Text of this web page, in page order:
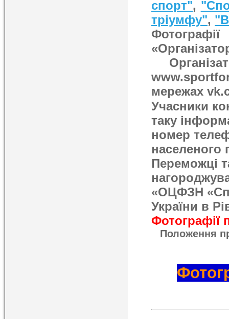
спорт",
тріумфу",
мережах
Учасники
таку
номер
населеного
Переможці
«ОЦФЗН
України в
Фотографії
Положення